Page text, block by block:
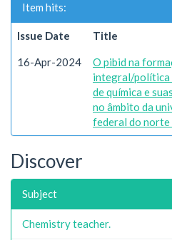
Item hits:
Issue Date Title
16-Apr-2024
O pibid na
integral/política
de química e
no âmbito da
federal do
Discover
Subject
Chemistry teacher.